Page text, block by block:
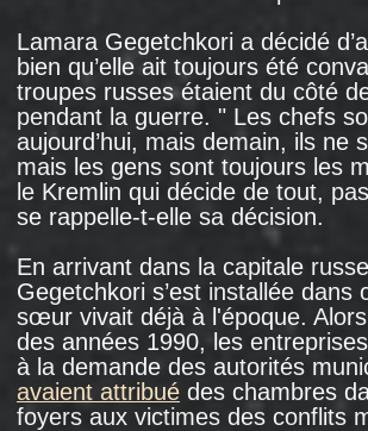
dormir à tour de rôle) violaient l’interdiction des
cette plainte, la CEDHa condamnéla Russie à
verser à la Géorgie une indemnisation de 10
millions d’euros.
Au cours de la campagne anti-géorgienne,
le nombre de réfugiés abkhazes en Russie
a considérablement diminué. Mais certains
sont cependant restés. La famille de Violetta
Mikiyaest restéevivre dans le foyer de Yasny
Proezd, où Lamara Gegechkori estimait avoir
le droit de vivre et d’où elle était finalement
partie. Sa mère Leila Illarionovna Chanoubia
faisait partie de ceux qui avaient quitté
l’Abkhazie à pied à travers les montagnes
pendant la guerre. La famille avait été réunie à
Moscou et s'était installée au foyer de l’usine "
Smena ". Après avoir vécu l’assaut des agents
du FSIN en 2004, la famille a élevé plusieurs
générations dans ce foyer: le fils de Violetta
Mikiya, sa femme et ses deux enfants vivent
dans des chambres voisines, tandis que
sa fille et son mari habitent dans la pièce d’en